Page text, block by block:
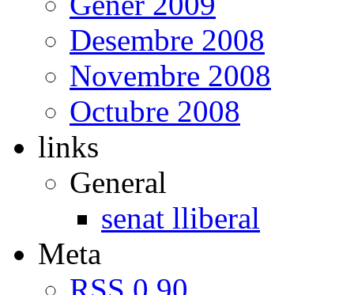
Desembre 2008
Novembre 2008
Octubre 2008
links
General
senat lliberal
Meta